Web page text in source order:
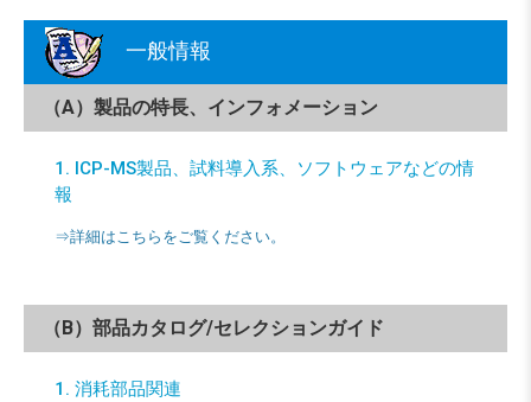
一般情報
（A）製品の特長、インフォメーション
1. ICP-MS製品、試料導入系、ソフトウェアなどの情
報
⇒詳細はこちらをご覧ください。
（B）部品カタログ/セレクションガイド
1. 消耗部品関連